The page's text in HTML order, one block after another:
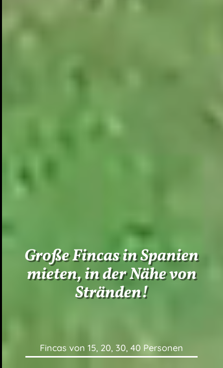
Große Fincas in Spanien
mieten, in der Nähe von
Stränden!
Fincas von 15, 20, 30, 40 Personen